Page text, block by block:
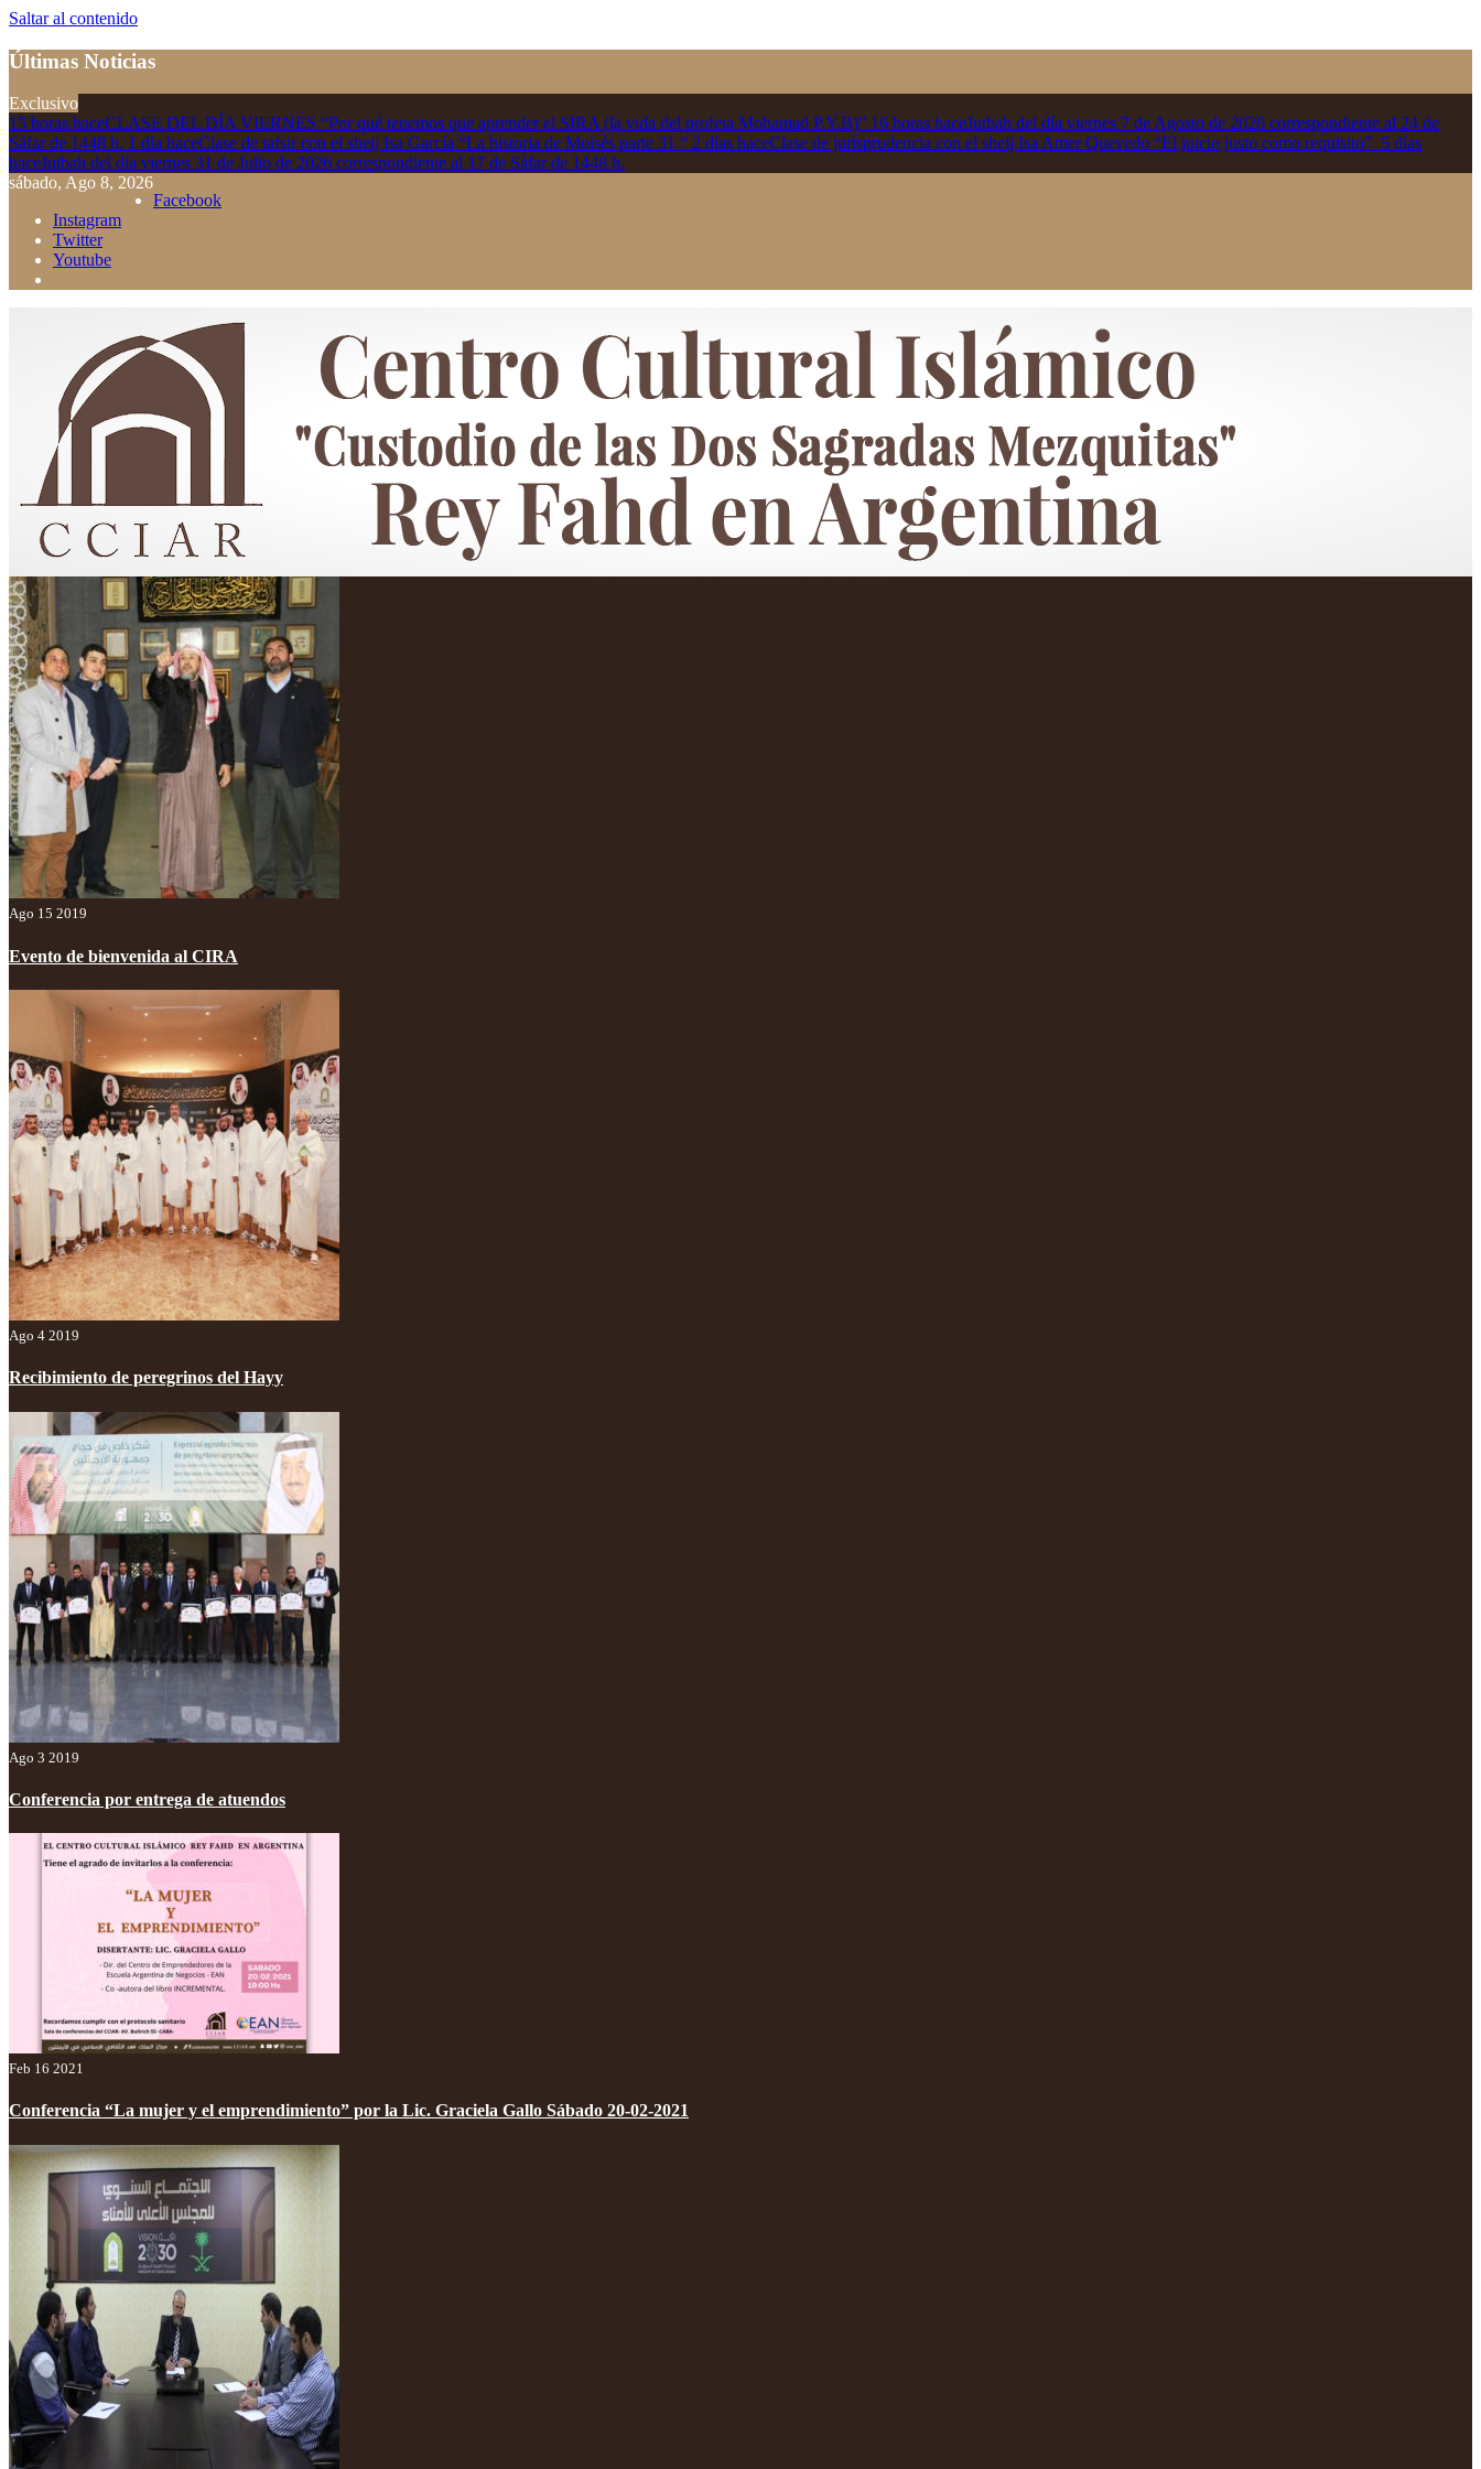
Saltar al contenido
Últimas Noticias
Exclusivo
15 horas haceCLASE DEL DÍA VIERNES “Por qué tenemos que aprender el SIRA (la vida del profeta Mohamad P.Y.B)” 16 horas haceJutbah del día viernes 7 de Agosto de 2026 correspondiente al 24 de
Sáfar de 1448 h. 1 día haceClase de tafsir con el sheij Isa García “La historia de Moisés parte 31 “ 2 días haceClase de jurisprudencia con el sheij Isa Amer Quevedo “El juicio justo como requisito” 5 días
haceJutbah del día viernes 31 de Julio de 2026 correspondiente al 17 de Sáfar de 1448 h.
sábado, Ago 8, 2026
Facebook
Instagram
Twitter
Youtube
Centro Cultural Islámico "Custodio de las Dos Sagradas Mezquitas" Rey Fahd en Argentina
Ago 15 2019
Evento de bienvenida al CIRA
Ago 4 2019
Recibimiento de peregrinos del Hayy
Ago 3 2019
Conferencia por entrega de atuendos
Feb 16 2021
Conferencia “La mujer y el emprendimiento” por la Lic. Graciela Gallo Sábado 20-02-2021